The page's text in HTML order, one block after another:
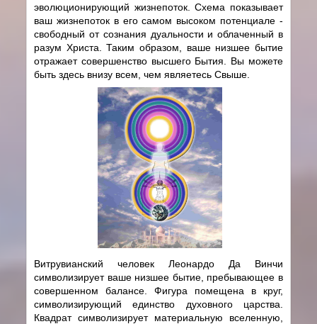
эволюционирующий жизнепоток. Схема показывает
ваш жизнепоток в его самом высоком потенциале -
свободный от сознания дуальности и облаченный в
разум Христа. Таким образом, ваше низшее бытие
отражает совершенство высшего Бытия. Вы можете
быть здесь внизу всем, чем являетесь Свыше.
Витрувианский человек Леонардо Да Винчи
символизирует ваше низшее бытие, пребывающее в
совершенном балансе. Фигура помещена в круг,
символизирующий единство духовного царства.
Квадрат символизирует материальную вселенную,